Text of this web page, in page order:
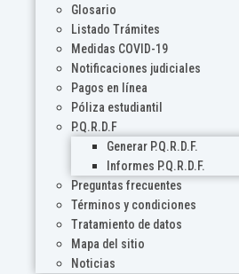
Glosario
Listado Trámites
Medidas COVID-19
Notificaciones judiciales
Pagos en línea
Póliza estudiantil
P.Q.R.D.F
Generar P.Q.R.D.F.
Informes P.Q.R.D.F.
Preguntas frecuentes
Términos y condiciones
Tratamiento de datos
Mapa del sitio
Noticias